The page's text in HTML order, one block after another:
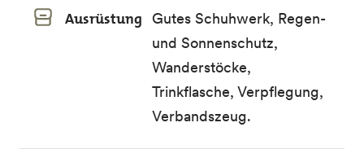
Ausrüstung
Gutes Schuhwerk, Regen-
und Sonnenschutz,
Wanderstöcke,
Trinkflasche, Verpflegung,
Verbandszeug.